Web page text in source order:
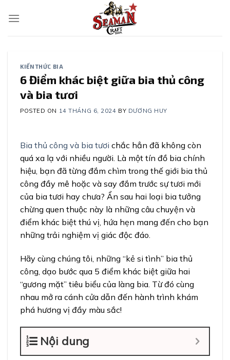
KIẾN THỨC BIA
6 Điểm khác biệt giữa bia thủ công
và bia tươi
POSTED ON 14 THÁNG 6, 2024 BY DƯƠNG HUY
Bia thủ công và bia tươi chắc hẳn đã không còn
quá xa lạ với nhiều người. Là một tín đồ bia chính
hiệu, bạn đã từng đắm chìm trong thế giới bia thủ
công đầy mê hoặc và say đắm trước sự tươi mới
của bia tươi hay chưa? Ẩn sau hai loại bia tưởng
chừng quen thuộc này là những câu chuyện và
điểm khác biệt thú vị, hứa hẹn mang đến cho bạn
những trải nghiệm vị giác độc đáo.
Hãy cùng chúng tôi, những “kẻ si tình” bia thủ
công, dạo bước qua 5 điểm khác biệt giữa hai
“gương mặt” tiêu biểu của làng bia. Từ đó cùng
nhau mở ra cánh cửa dẫn đến hành trình khám
phá hương vị đầy màu sắc!
Nội dung